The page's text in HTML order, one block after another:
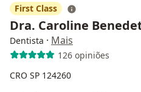
First Class
Dra. Caroline
Dentista · Mais
126 opiniões
CRO SP 124260